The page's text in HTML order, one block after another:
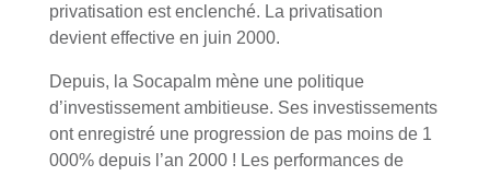
privatisation est enclenché. La privatisation
devient effective en juin 2000.
Depuis, la Socapalm mène une politique
d’investissement ambitieuse. Ses investissements
ont enregistré une progression de pas moins de 1
000% depuis l’an 2000 ! Les performances de